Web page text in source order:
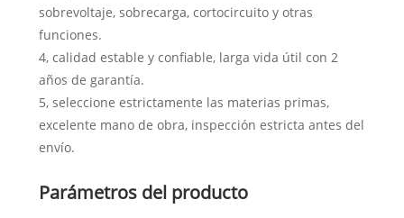
sobrevoltaje, sobrecarga, cortocircuito y otras
funciones.
4, calidad estable y confiable, larga vida útil con 2
años de garantía.
5, seleccione estrictamente las materias primas,
excelente mano de obra, inspección estricta antes del
envío.
Parámetros del producto